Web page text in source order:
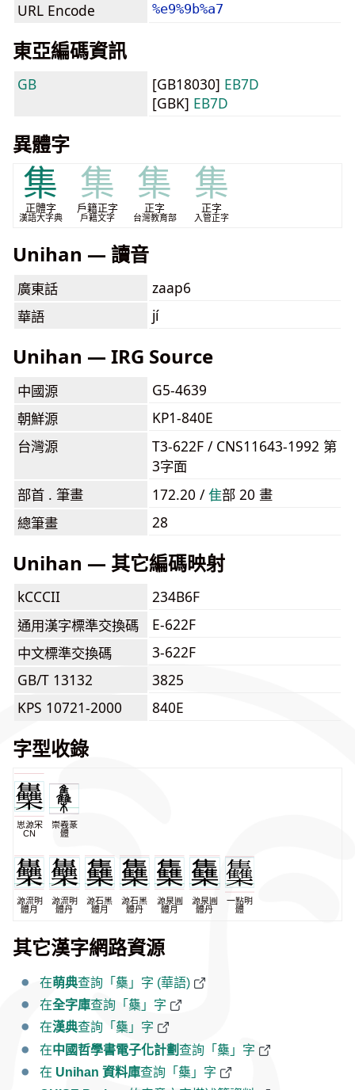
URL Encode %e9%9b%a7
東亞編碼資訊
GB [GB18030] EB7D
[GBK] EB7D
異體字
集
正體字
漢語大字典
集
戶籍正字
戶籍文字
集
正字
台灣教育部
集
正字
入管正字
Unihan — 讀音
廣東話
zaap6
華語
jí
Unihan — IRG Source
中國源
G5-4639
朝鮮源
KP1-840E
台灣源
T3-622F / CNS11643-1992 第
3字面
部首 . 筆畫
172.20 /⾫部 20 畫
總筆畫
28
Unihan — 其它編碼映射
kCCCII
234B6F
通用漢字標準交換碼
E-622F
中文標準交換碼
3-622F
GB/T 13132
3825
KPS 10721-2000
840E
字型收錄
思源宋
CN
崇羲篆
體
源流明
體月
源流明
體丹
源石黑
體月
源石黑
體丹
源泉圓
體月
源泉圓
體丹
一點明
體
其它漢字網路資源
在萌典查詢「雧」字 (華語)
在全字庫查詢「雧」字
在漢典查詢「雧」字
在中國哲學書電子化計劃查詢「雧」字
在 Unihan 資料庫查詢「雧」字